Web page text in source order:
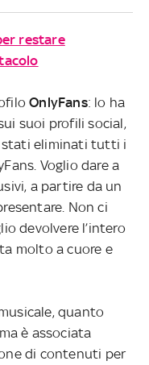
restare
OnlyFans: lo ha
suoi profili social,
stati eliminati tutti i
Voglio dare a
a partire da un
Non ci
devolvere l’intero
molto a cuore e
quanto
è associata
di contenuti per